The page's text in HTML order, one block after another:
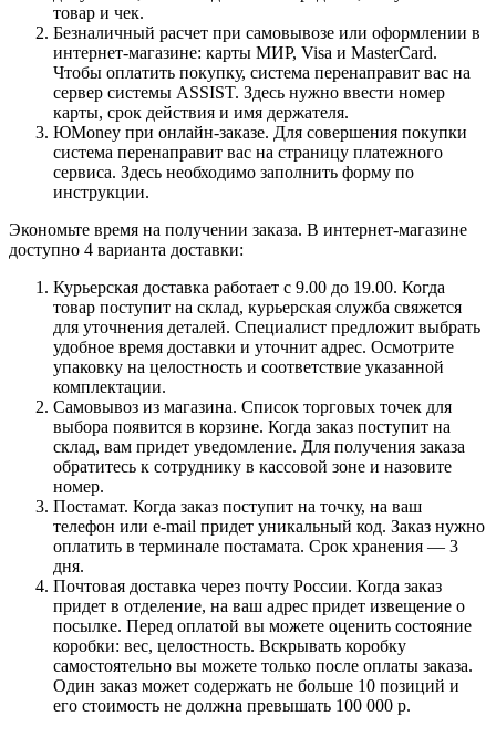
товар и чек.
Безналичный расчет при самовывозе или оформлении в
интернет-магазине: карты МИР, Visa и MasterCard.
Чтобы оплатить покупку, система перенаправит вас на
сервер системы ASSIST. Здесь нужно ввести номер
карты, срок действия и имя держателя.
ЮMoney при онлайн-заказе. Для совершения покупки
система перенаправит вас на страницу платежного
сервиса. Здесь необходимо заполнить форму по
инструкции.
Экономьте время на получении заказа. В интернет-магазине
доступно 4 варианта доставки:
Курьерская доставка работает с 9.00 до 19.00. Когда
товар поступит на склад, курьерская служба свяжется
для уточнения деталей. Специалист предложит выбрать
удобное время доставки и уточнит адрес. Осмотрите
упаковку на целостность и соответствие указанной
комплектации.
Самовывоз из магазина. Список торговых точек для
выбора появится в корзине. Когда заказ поступит на
склад, вам придет уведомление. Для получения заказа
обратитесь к сотруднику в кассовой зоне и назовите
номер.
Постамат. Когда заказ поступит на точку, на ваш
телефон или e-mail придет уникальный код. Заказ нужно
оплатить в терминале постамата. Срок хранения — 3
дня.
Почтовая доставка через почту России. Когда заказ
придет в отделение, на ваш адрес придет извещение о
посылке. Перед оплатой вы можете оценить состояние
коробки: вес, целостность. Вскрывать коробку
самостоятельно вы можете только после оплаты заказа.
Один заказ может содержать не больше 10 позиций и
его стоимость не должна превышать 100 000 р.